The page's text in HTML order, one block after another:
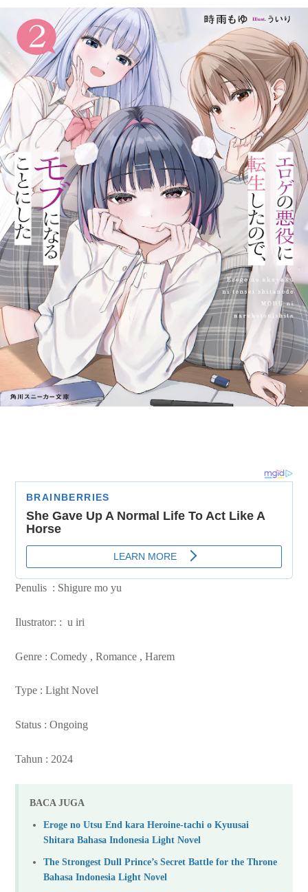
Penulis : Shigure mo yu
Ilustrator: : u iri
Genre : Comedy , Romance , Harem
Type : Light Novel
Status : Ongoing
Tahun : 2024
BACA JUGA
Eroge no Utsu End kara Heroine-tachi o Kyuusai
Shitara Bahasa Indonesia Light Novel
The Strongest Dull Prince’s Secret Battle for the Throne
Bahasa Indonesia Light Novel